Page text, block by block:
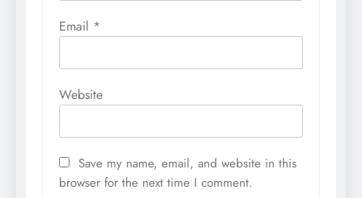
Email *
Website
Save my name, email, and website in this
browser for the next time I comment.